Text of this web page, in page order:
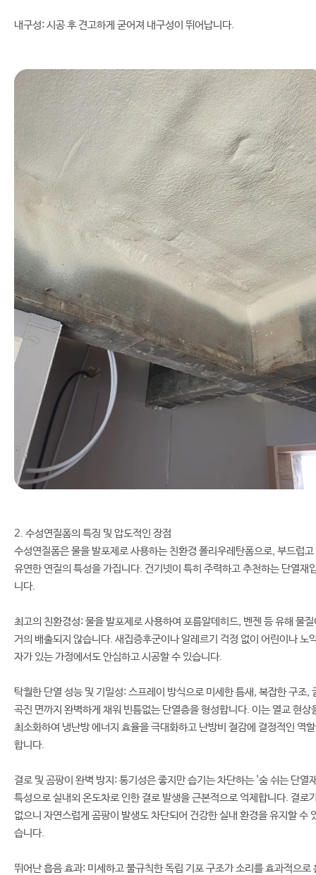
내구성: 시공 후 견고하게 굳어져 내구성이 뛰어납니다.
2. 수성연질폼의 특징 및 압도적인 장점
수성연질폼은 물을 발포제로 사용하는 친환경 폴리우레탄폼으로, 부드럽고
유연한 연질의 특성을 가집니다. 건기넷이 특히 주력하고 추천하는 단열재
니다.
최고의 친환경성: 물을 발포제로 사용하여 포름알데히드, 벤젠 등 유해 물질
거의 배출되지 않습니다. 새집증후군이나 알레르기 걱정 없이 어린이나 노
자가 있는 가정에서도 안심하고 시공할 수 있습니다.
탁월한 단열 성능 및 기밀성: 스프레이 방식으로 미세한 틈새, 복잡한 구조,
곡진 면까지 완벽하게 채워 빈틈없는 단열층을 형성합니다. 이는 열교 현상
최소화하여 냉난방 에너지 효율을 극대화하고 난방비 절감에 결정적인 역
합니다.
결로 및 곰팡이 완벽 방지: 통기성은 좋지만 습기는 차단하는 '숨 쉬는 단열
특성으로 실내외 온도차로 인한 결로 발생을 근본적으로 억제합니다. 결로
없으니 자연스럽게 곰팡이 발생도 차단되어 건강한 실내 환경을 유지할 수
습니다.
뛰어난 흡음 효과: 미세하고 불규칙한 독립 기포 구조가 소리를 효과적으로